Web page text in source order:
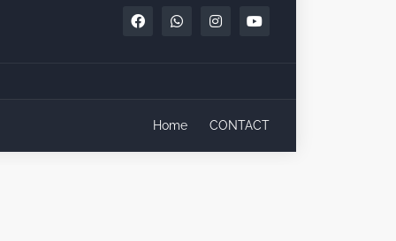
Home CONTACT